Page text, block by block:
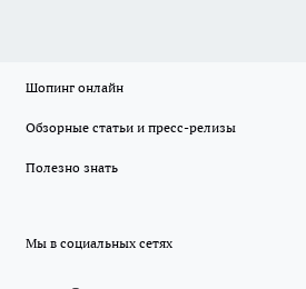
Шопинг онлайн
Обзорные статьи и пресс-релизы
Полезно знать
Мы в социальных сетях